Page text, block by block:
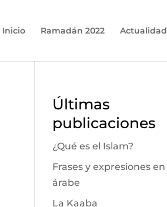
Inicio Ramadán 2022 Actualidad
Últimas
publicaciones
¿Qué es el Islam?
Frases y expresiones en
árabe
La Kaaba